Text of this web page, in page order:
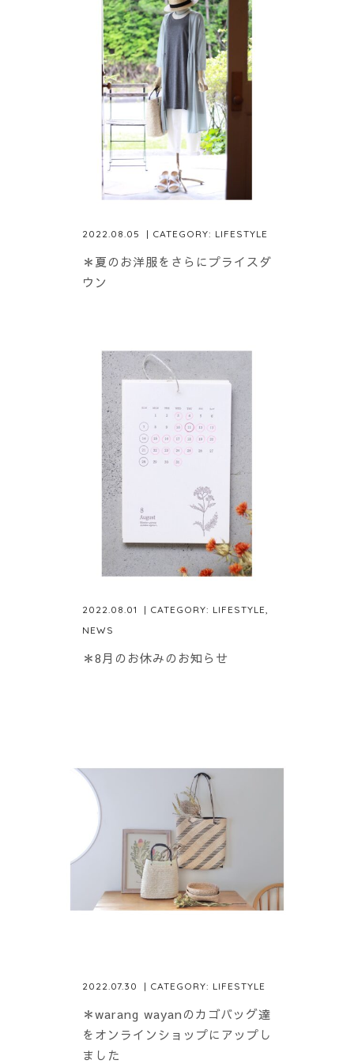
2022.08.05 | CATEGORY: LIFESTYLE
＊夏のお洋服をさらにプライスダ
ウン
2022.08.01 | CATEGORY: LIFESTYLE,
NEWS
＊8月のお休みのお知らせ
2022.07.30 | CATEGORY: LIFESTYLE
＊warang wayanのカゴバッグ達
をオンラインショップにアップし
ました